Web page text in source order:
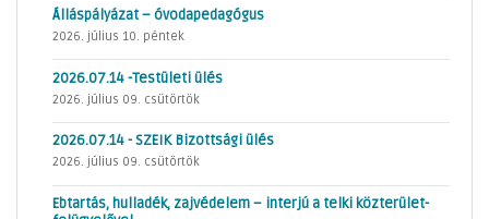
Álláspályázat – óvodapedagógus
2026. július 10. péntek
2026.07.14 -Testületi ülés
2026. július 09. csütörtök
2026.07.14 - SZEIK Bizottsági ülés
2026. július 09. csütörtök
Ebtartás, hulladék, zajvédelem – interjú a telki közterület-